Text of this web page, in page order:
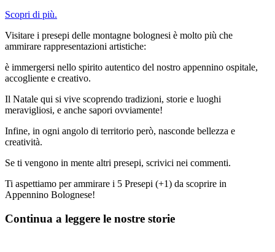
Scopri di più.
Visitare i presepi delle montagne bolognesi è molto più che
ammirare rappresentazioni artistiche:
è immergersi nello spirito autentico del nostro appennino ospitale,
accogliente e creativo.
Il Natale qui si vive scoprendo tradizioni, storie e luoghi
meravigliosi, e anche sapori ovviamente!
Infine, in ogni angolo di territorio però, nasconde bellezza e
creatività.
Se ti vengono in mente altri presepi, scrivici nei commenti.
Ti aspettiamo per ammirare i 5 Presepi (+1) da scoprire in
Appennino Bolognese!
Continua a leggere le nostre storie